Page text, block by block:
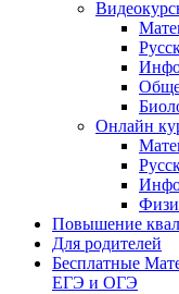
Онлайн
Повышение
Для родителей
Бесплатные
ЕГЭ и ОГЭ